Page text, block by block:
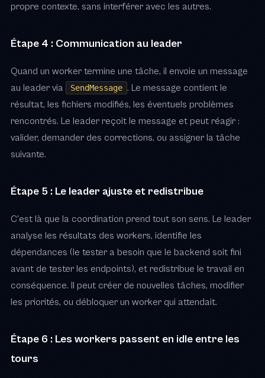
propre contexte, sans interférer avec les autres.
Étape 4 : Communication au leader
Quand un worker termine une tâche, il envoie un message
au leader via
SendMessage . Le message contient le
résultat, les fichiers modifiés, les éventuels problèmes
rencontrés. Le leader reçoit le message et peut réagir :
valider, demander des corrections, ou assigner la tâche
suivante.
Étape 5 : Le leader ajuste et redistribue
C'est là que la coordination prend tout son sens. Le leader
analyse les résultats des workers, identifie les
dépendances (le tester a besoin que le backend soit fini
avant de tester les endpoints), et redistribue le travail en
conséquence. Il peut créer de nouvelles tâches, modifier
les priorités, ou débloquer un worker qui attendait.
Étape 6 : Les workers passent en idle entre les
tours